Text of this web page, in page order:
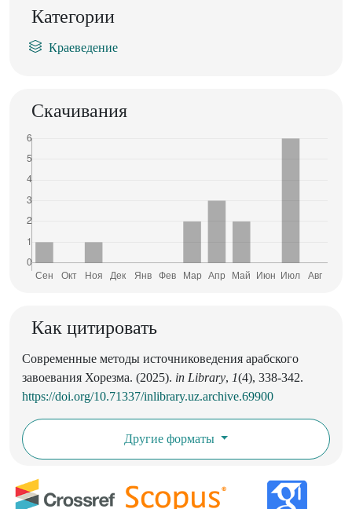
Категории
Краеведение
Скачивания
Как цитировать
Современные методы источниковедения арабского
завоевания Хорезма. (2025). in Library, 1(4), 338-342.
https://doi.org/10.71337/inlibrary.uz.archive.69900
Другие форматы